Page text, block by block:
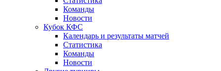
Команды
Новости
Кубок КФС
Календарь и результаты матчей
Статистика
Команды
Новости